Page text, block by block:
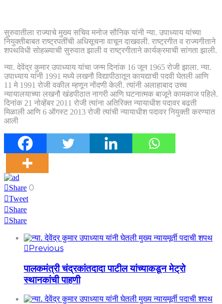
सुरुवातीला राज्याचे मुख्य सचिव मनोज सौनिक यांनी न्या. उपाध्याय यांच्या
नियुक्तीबाबत राष्ट्रपतींची अधिसूचना वाचून दाखवली. राष्ट्रगीत व राज्यगीताने
शपथविधी सोहळ्याची सुरुवात झाली व राष्ट्रगीताने कार्यक्रमाची सांगता झाली.
न्या. देवेंद्र कुमार उपाध्याय यांचा जन्म दिनांक 16 जून 1965 रोजी झाला. न्या.
उपाध्याय यांनी 1991 मध्ये लखनौ विद्यापीठातून कायद्याची पदवी घेतली आणि
11 मे 1991 रोजी वकील म्हणून नोंदणी केली. त्यांनी अलाहाबाद उच्च
न्यायालयाच्या लखनौ खंडपीठात नागरी आणि घटनात्मक बाजूने कामकाज पहिले.
दिनांक 21 नोव्हेंबर 2011 रोजी त्यांना अतिरिक्त न्यायाधीश पदावर बढती
मिळाली आणि 6 ऑगस्ट 2013 रोजी त्यांची न्यायाधीश पदावर नियुक्ती करण्यात
आली
Share 0
Tweet
Share
Share
Previous
पालकमंत्री चंद्रकांतदादा पाटील यांच्याकडून मेट्रो
स्थानकांची पाहणी